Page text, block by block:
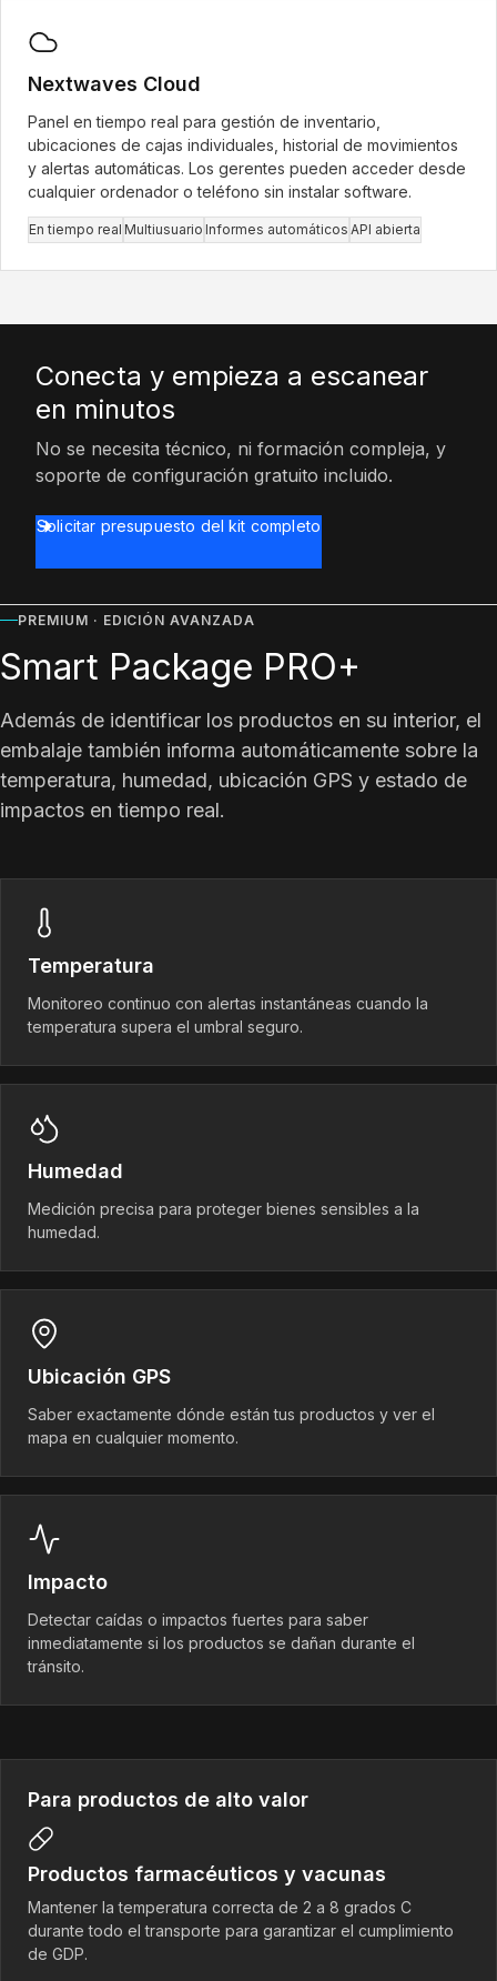
Nextwaves Cloud
Panel en tiempo real para gestión de inventario,
ubicaciones de cajas individuales, historial de movimientos
y alertas automáticas. Los gerentes pueden acceder desde
cualquier ordenador o teléfono sin instalar software.
En tiempo real Multiusuario Informes automáticos API abierta
Conecta y empieza a escanear
en minutos
No se necesita técnico, ni formación compleja, y
soporte de configuración gratuito incluido.
Solicitar presupuesto del kit completo
PREMIUM · EDICIÓN AVANZADA
Smart Package PRO+
Además de identificar los productos en su interior, el
embalaje también informa automáticamente sobre la
temperatura, humedad, ubicación GPS y estado de
impactos en tiempo real.
Temperatura
Monitoreo continuo con alertas instantáneas cuando la
temperatura supera el umbral seguro.
Humedad
Medición precisa para proteger bienes sensibles a la
humedad.
Ubicación GPS
Saber exactamente dónde están tus productos y ver el
mapa en cualquier momento.
Impacto
Detectar caídas o impactos fuertes para saber
inmediatamente si los productos se dañan durante el
tránsito.
Para productos de alto valor
Productos farmacéuticos y vacunas
Mantener la temperatura correcta de 2 a 8 grados C
durante todo el transporte para garantizar el cumplimiento
de GDP.